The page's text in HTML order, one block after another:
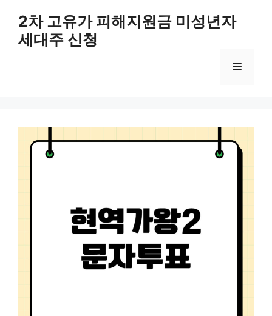
2차 고유가 피해지원금 미성년자
세대주 신청
메